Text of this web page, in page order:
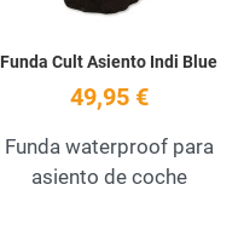
Funda Cult Asiento Indi Blue
49,95 €
Funda waterproof para
asiento de coche